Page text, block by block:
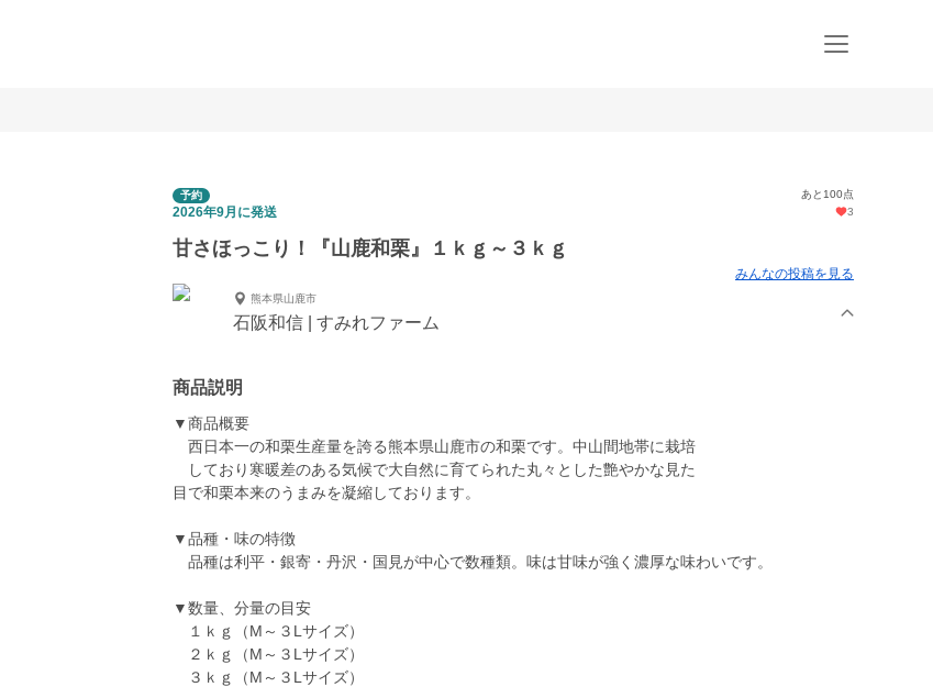
予約 あと100点
2026年9月に発送 3
甘さほっこり！『山鹿和栗』１ｋｇ～３ｋｇ
みんなの投稿を見る
熊本県山鹿市
石阪和信 | すみれファーム
商品説明
▼商品概要
西日本一の和栗生産量を誇る熊本県山鹿市の和栗です。中山間地帯に栽培
しており寒暖差のある気候で大自然に育てられた丸々とした艶やかな見た
目で和栗本来のうまみを凝縮しております。
▼品種・味の特徴
品種は利平・銀寄・丹沢・国見が中心で数種類。味は甘味が強く濃厚な味わいです。
▼数量、分量の目安
１ｋｇ（M～３Lサイズ）
２ｋｇ（M～３Lサイズ）
３ｋｇ（M～３Lサイズ）